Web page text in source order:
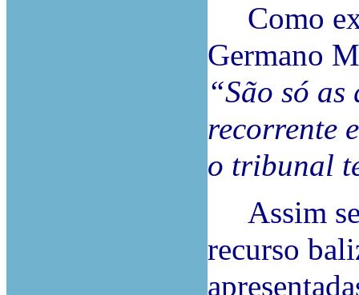
Como
Germano
“São só as
recorrente
o tribunal
Assim
recurso